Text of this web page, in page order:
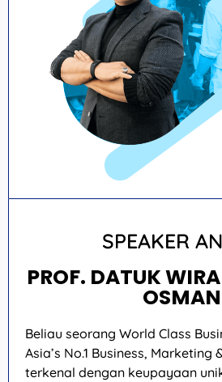
SPEAKER
PROF. DATUK
OSMAN
Beliau seorang World Class
Asia’s No.1 Business, Marketing
terkenal dengan keupayaan